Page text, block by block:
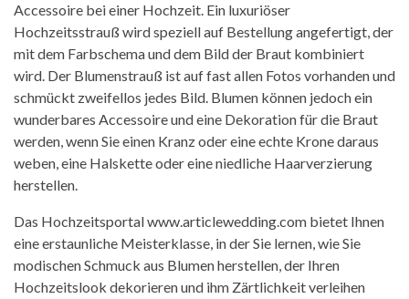
Accessoire bei einer Hochzeit. Ein luxuriöser
Hochzeitsstrauß wird speziell auf Bestellung angefertigt, der
mit dem Farbschema und dem Bild der Braut kombiniert
wird. Der Blumenstrauß ist auf fast allen Fotos vorhanden und
schmückt zweifellos jedes Bild. Blumen können jedoch ein
wunderbares Accessoire und eine Dekoration für die Braut
werden, wenn Sie einen Kranz oder eine echte Krone daraus
weben, eine Halskette oder eine niedliche Haarverzierung
herstellen.
Das Hochzeitsportal www.articlewedding.com bietet Ihnen
eine erstaunliche Meisterklasse, in der Sie lernen, wie Sie
modischen Schmuck aus Blumen herstellen, der Ihren
Hochzeitslook dekorieren und ihm Zärtlichkeit verleihen